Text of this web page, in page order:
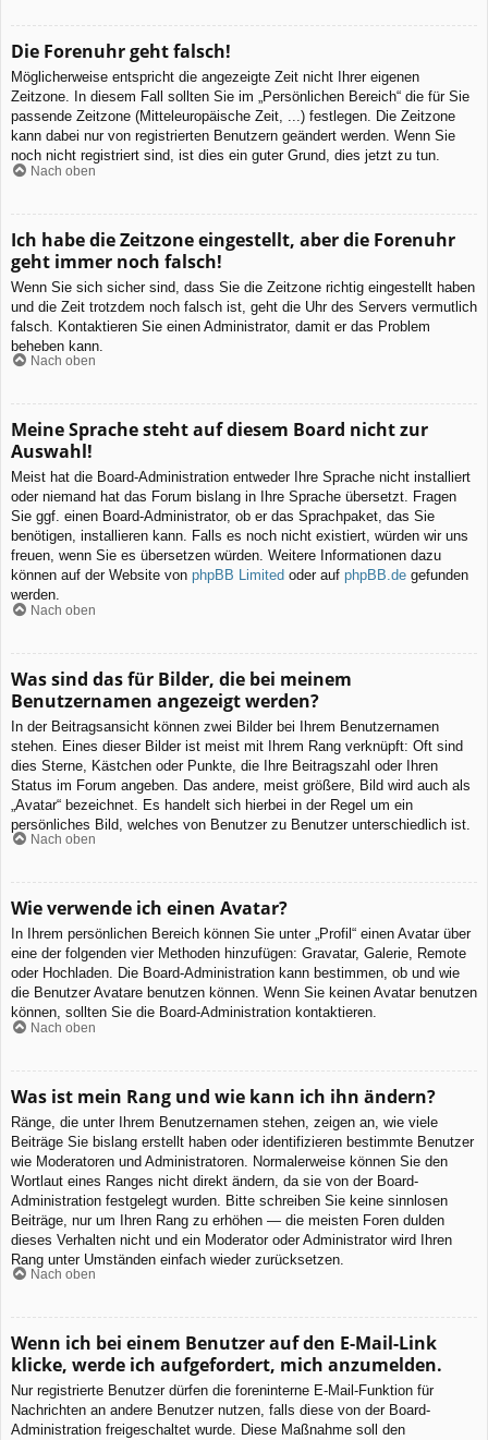
Die Forenuhr geht falsch!
Möglicherweise entspricht die angezeigte Zeit nicht Ihrer eigenen
Zeitzone. In diesem Fall sollten Sie im „Persönlichen Bereich“ die für Sie
passende Zeitzone (Mitteleuropäische Zeit, ...) festlegen. Die Zeitzone
kann dabei nur von registrierten Benutzern geändert werden. Wenn Sie
noch nicht registriert sind, ist dies ein guter Grund, dies jetzt zu tun.
Nach oben
Ich habe die Zeitzone eingestellt, aber die Forenuhr
geht immer noch falsch!
Wenn Sie sich sicher sind, dass Sie die Zeitzone richtig eingestellt haben
und die Zeit trotzdem noch falsch ist, geht die Uhr des Servers vermutlich
falsch. Kontaktieren Sie einen Administrator, damit er das Problem
beheben kann.
Nach oben
Meine Sprache steht auf diesem Board nicht zur
Auswahl!
Meist hat die Board-Administration entweder Ihre Sprache nicht installiert
oder niemand hat das Forum bislang in Ihre Sprache übersetzt. Fragen
Sie ggf. einen Board-Administrator, ob er das Sprachpaket, das Sie
benötigen, installieren kann. Falls es noch nicht existiert, würden wir uns
freuen, wenn Sie es übersetzen würden. Weitere Informationen dazu
können auf der Website von phpBB Limited oder auf phpBB.de gefunden
werden.
Nach oben
Was sind das für Bilder, die bei meinem
Benutzernamen angezeigt werden?
In der Beitragsansicht können zwei Bilder bei Ihrem Benutzernamen
stehen. Eines dieser Bilder ist meist mit Ihrem Rang verknüpft: Oft sind
dies Sterne, Kästchen oder Punkte, die Ihre Beitragszahl oder Ihren
Status im Forum angeben. Das andere, meist größere, Bild wird auch als
„Avatar“ bezeichnet. Es handelt sich hierbei in der Regel um ein
persönliches Bild, welches von Benutzer zu Benutzer unterschiedlich ist.
Nach oben
Wie verwende ich einen Avatar?
In Ihrem persönlichen Bereich können Sie unter „Profil“ einen Avatar über
eine der folgenden vier Methoden hinzufügen: Gravatar, Galerie, Remote
oder Hochladen. Die Board-Administration kann bestimmen, ob und wie
die Benutzer Avatare benutzen können. Wenn Sie keinen Avatar benutzen
können, sollten Sie die Board-Administration kontaktieren.
Nach oben
Was ist mein Rang und wie kann ich ihn ändern?
Ränge, die unter Ihrem Benutzernamen stehen, zeigen an, wie viele
Beiträge Sie bislang erstellt haben oder identifizieren bestimmte Benutzer
wie Moderatoren und Administratoren. Normalerweise können Sie den
Wortlaut eines Ranges nicht direkt ändern, da sie von der Board-
Administration festgelegt wurden. Bitte schreiben Sie keine sinnlosen
Beiträge, nur um Ihren Rang zu erhöhen — die meisten Foren dulden
dieses Verhalten nicht und ein Moderator oder Administrator wird Ihren
Rang unter Umständen einfach wieder zurücksetzen.
Nach oben
Wenn ich bei einem Benutzer auf den E-Mail-Link
klicke, werde ich aufgefordert, mich anzumelden.
Nur registrierte Benutzer dürfen die foreninterne E-Mail-Funktion für
Nachrichten an andere Benutzer nutzen, falls diese von der Board-
Administration freigeschaltet wurde. Diese Maßnahme soll den